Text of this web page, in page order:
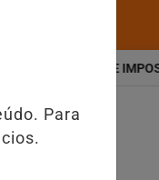
COBRANÇA DE
Para